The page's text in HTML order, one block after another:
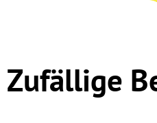
Zufällige